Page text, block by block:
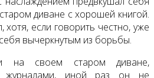
диване с хорошей книгой.
хотя, если говорить честно, уже
вычеркнутым из борьбы.
на своем старом диване,
журналами, иной раз он не